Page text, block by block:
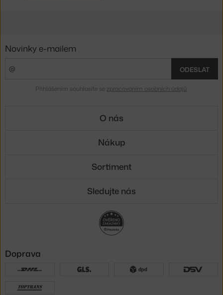
Novinky e-mailem
ODESLAT
Přihlášením souhlasíte se zpracováním osobních údajů
O nás
Nákup
Sortiment
Sledujte nás
Doprava